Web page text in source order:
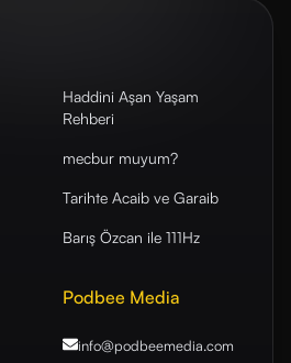
Haddini Aşan Yaşam
Rehberi
mecbur muyum?
Tarihte Acaib ve Garaib
Barış Özcan ile 111Hz
Podbee Media
info@podbeemedia.com